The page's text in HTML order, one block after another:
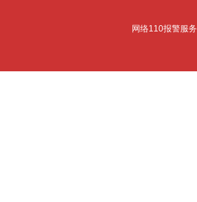
网络110报警服务